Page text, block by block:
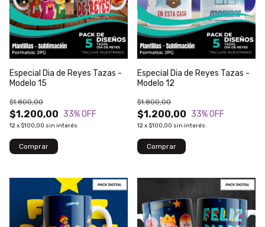
Especial Dia de Reyes Tazas -
Modelo 15
$1.200,00
$1.800,00
33% OFF
12x $100,00 sin interés
Especial Dia de Reyes Tazas -
Modelo 12
$1.200,00
$1.800,00
33% OFF
12x $100,00 sin interés